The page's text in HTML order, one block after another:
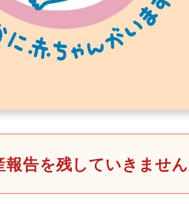
告を残していきませ